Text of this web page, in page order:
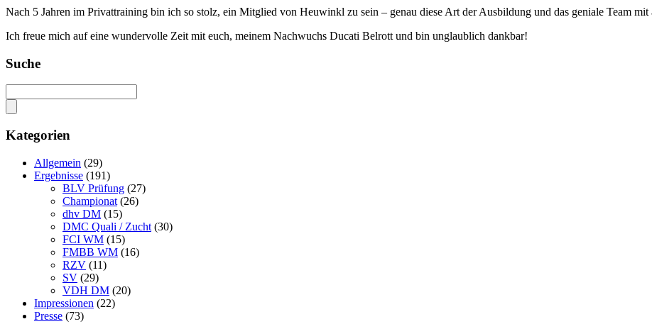
Nach 5 Jahren im Privattraining bin ich so stolz, ein Mitglied von Heuwinkl zu sein – genau diese Art der Ausbildung und das geniale Team
Ich freue mich auf eine wundervolle Zeit mit euch, meinem Nachwuchs Ducati Belrott und bin unglaublich dankbar!
Suche
Kategorien
Allgemein (29)
Ergebnisse (191)
BLV Prüfung (27)
Championat (26)
dhv DM (15)
DMC Quali / Zucht (30)
FCI WM (15)
FMBB WM (16)
RZV (11)
SV (29)
VDH DM (20)
Impressionen (22)
Presse (73)